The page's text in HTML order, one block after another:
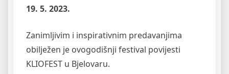
19. 5. 2023.
Zanimljivim i inspirativnim predavanjima
obilježen je ovogodišnji festival povijesti
KLIOFEST u Bjelovaru.